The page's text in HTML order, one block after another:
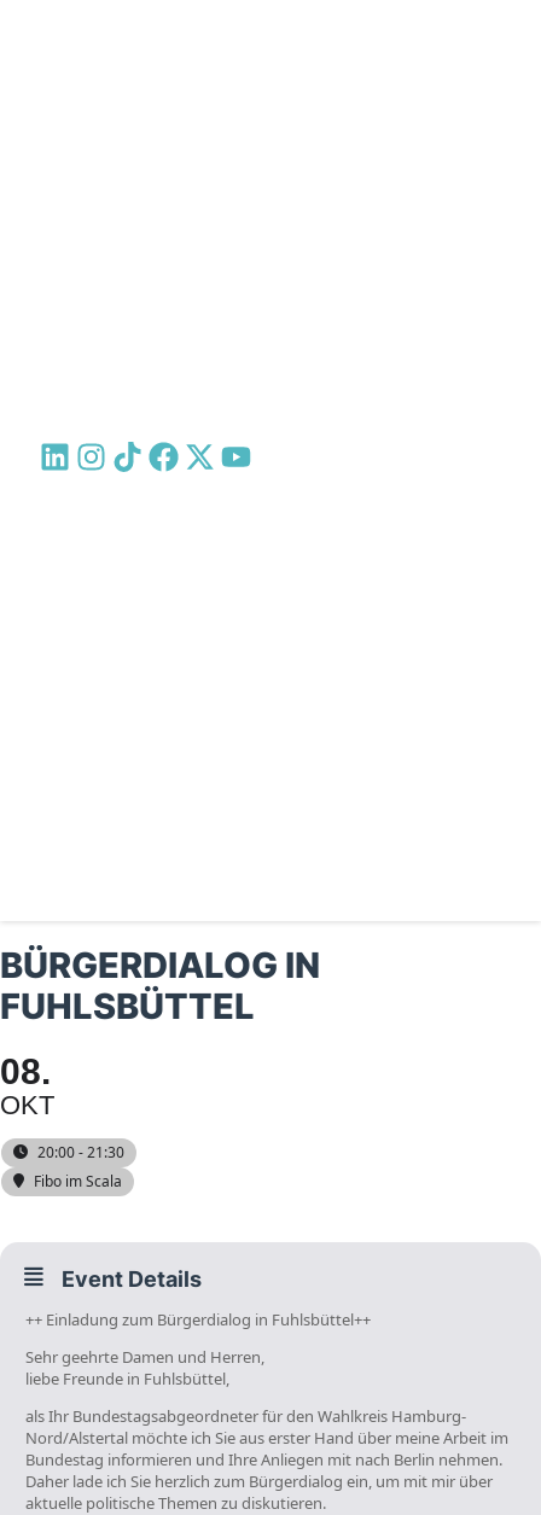
BÜRGERDIALOG IN
FUHLSBÜTTEL
08
OKT
20:00 - 21:30
Fibo im Scala
Event Details
++ Einladung zum Bürgerdialog in Fuhlsbüttel++
Sehr geehrte Damen und Herren,
liebe Freunde in Fuhlsbüttel,
als Ihr Bundestagsabgeordneter für den Wahlkreis Hamburg-
Nord/Alstertal möchte ich Sie aus erster Hand über meine Arbeit im
Bundestag informieren und Ihre Anliegen mit nach Berlin nehmen.
Daher lade ich Sie herzlich zum Bürgerdialog ein, um mit mir über
aktuelle politische Themen zu diskutieren.